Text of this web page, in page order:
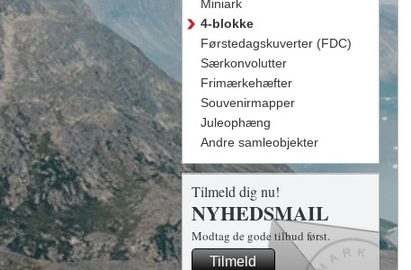
Miniark
4-blokke
Førstedagskuverter (FDC)
Særkonvolutter
Frimærkehæfter
Souvenirmapper
Juleophæng
Andre samleobjekter
Tilmeld dig nu!
NYHEDSMAIL
Modtag de gode tilbud først.
Tilmeld